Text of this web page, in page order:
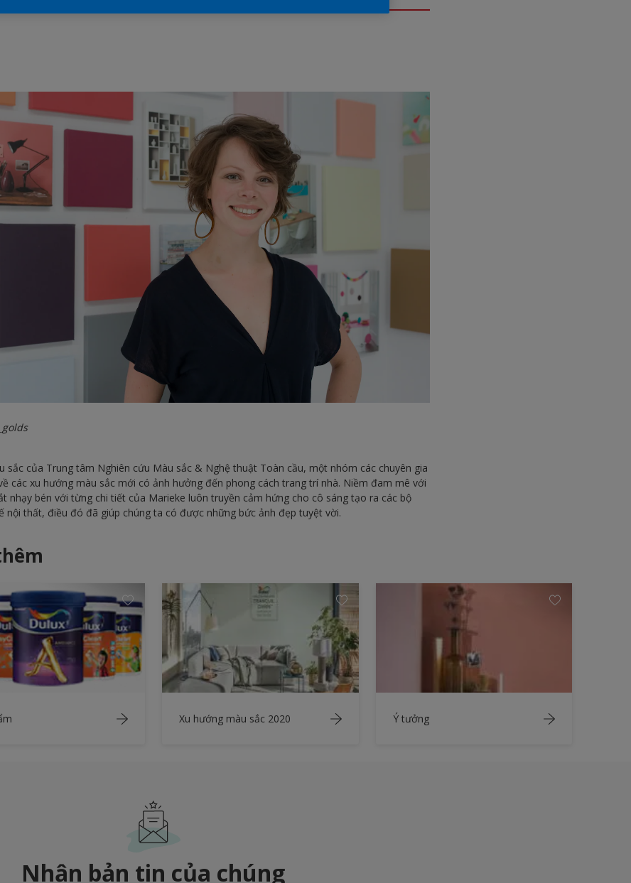
sắc của Trung tâm Nghiên cứu Màu sắc & Nghệ thuật Toàn cầu, một nhóm các chuyên gia
các xu hướng màu sắc mới có ảnh hưởng đến phong cách trang trí nhà. Niềm đam mê với
nhạy bén với từng chi tiết của Marieke luôn truyền cảm hứng cho cô sáng tạo ra các bộ
nội thất, điều đó đã giúp chúng ta có được những bức ảnh đẹp tuyệt vời.
Xu hướng màu sắc 2020 Ý tưởng
Nhận bản tin của chúng